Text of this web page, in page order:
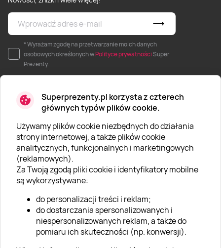
Superprezenty.pl korzysta z czterech
głównych typów plików cookie.
Używamy plików cookie niezbędnych do działania
strony internetowej, a także plików cookie
analitycznych, funkcjonalnych i marketingowych
(reklamowych).
Za Twoją zgodą pliki cookie i identyfikatory mobilne
są wykorzystywane:
do personalizacji treści i reklam;
do dostarczania spersonalizowanych i
niespersonalizowanych reklam, a także do
pomiaru ich skuteczności (np. konwersji).
* Wyrażam zgodę na przetwarzanie moich danych
osobowych określonych wPolityce prywatnościSuper
Prezenty.
O SUPERPREZENTY
O nas
Aktualności
Kariera w Super Prezentach
Klub Lojalnościowy